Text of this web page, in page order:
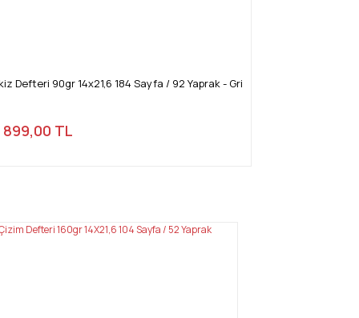
Defteri 90gr 14x21,6 184 Sayfa / 92 Yaprak - Gri
899,00 TL